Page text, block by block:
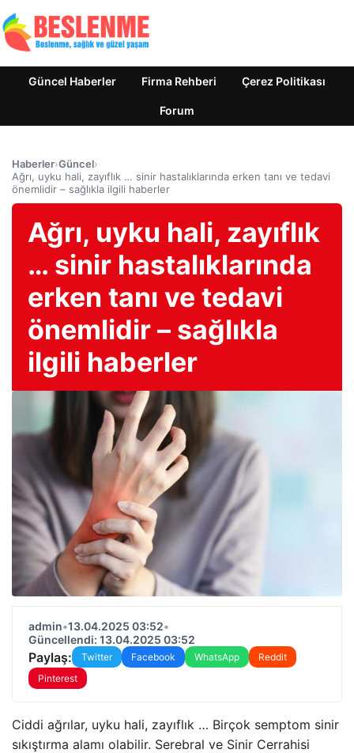
Güncel Haberler Firma Rehberi Çerez Politikası
Forum
Haberler›Güncel›
Ağrı, uyku hali, zayıflık … sinir hastalıklarında erken tanı ve tedavi
önemlidir – sağlıkla ilgili haberler
Ağrı, uyku hali, zayıflık
… sinir hastalıklarında
erken tanı ve tedavi
önemlidir – sağlıkla
ilgili haberler
admin•13.04.2025 03:52•
Güncellendi: 13.04.2025 03:52
Paylaş: Twitter Facebook WhatsApp
Reddit
Pinterest
Ciddi ağrılar, uyku hali, zayıflık … Birçok semptom sinir
sıkıştırma alamı olabilir. Serebral ve Sinir Cerrahisi